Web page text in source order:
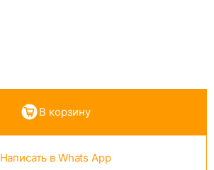
В корзину
Написать в Whats App